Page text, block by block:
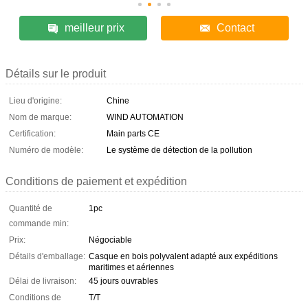
meilleur prix Contact
Détails sur le produit
Lieu d'origine:
Chine
Nom de marque:
WIND AUTOMATION
Certification:
Main parts CE
Numéro de modèle:
Le système de détection de la pollution
Conditions de paiement et expédition
Quantité de
commande min:
1pc
Prix:
Négociable
Détails d'emballage: Casque en bois polyvalent adapté aux expéditions
maritimes et aériennes
Délai de livraison:
45 jours ouvrables
Conditions de
T/T